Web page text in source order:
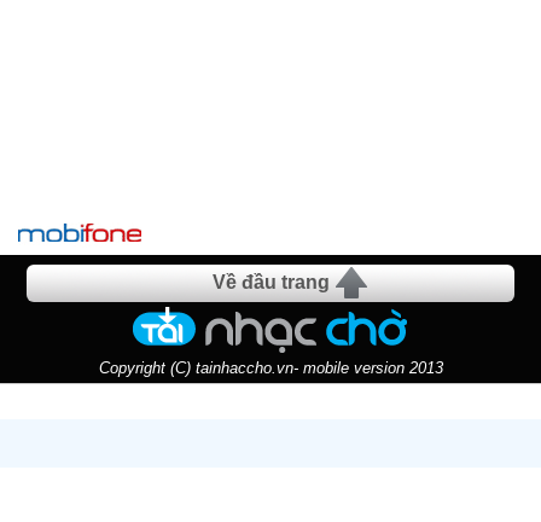
Về đầu trang
Copyright (C) tainhaccho.vn- mobile version 2013